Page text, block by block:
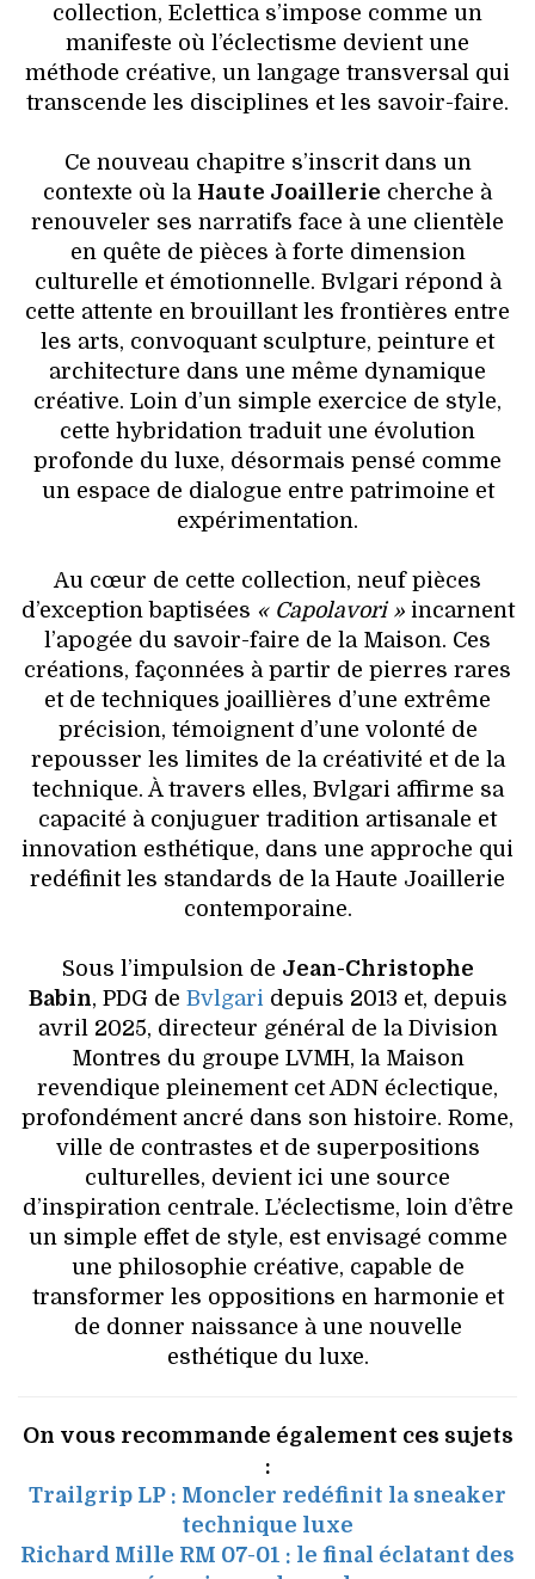
collection, Eclettica s’impose comme un
manifeste où l’éclectisme devient une
méthode créative, un langage transversal qui
transcende les disciplines et les savoir-faire.
Ce nouveau chapitre s’inscrit dans un
contexte où la Haute Joaillerie cherche à
renouveler ses narratifs face à une clientèle
en quête de pièces à forte dimension
culturelle et émotionnelle. Bvlgari répond à
cette attente en brouillant les frontières entre
les arts, convoquant sculpture, peinture et
architecture dans une même dynamique
créative. Loin d’un simple exercice de style,
cette hybridation traduit une évolution
profonde du luxe, désormais pensé comme
un espace de dialogue entre patrimoine et
expérimentation.
Au cœur de cette collection, neuf pièces
d’exception baptisées « Capolavori »incarnent
l’apogée du savoir-faire de la Maison. Ces
créations, façonnées à partir de pierres rares
et de techniques joaillières d’une extrême
précision, témoignent d’une volonté de
repousser les limites de la créativité et de la
technique. À travers elles, Bvlgari affirme sa
capacité à conjuguer tradition artisanale et
innovation esthétique, dans une approche qui
redéfinit les standards de la Haute Joaillerie
contemporaine.
Sous l’impulsion de Jean-Christophe
Babin, PDG de Bvlgari depuis 2013 et, depuis
avril 2025, directeur général de la Division
Montres du groupe LVMH, la Maison
revendique pleinement cet ADN éclectique,
profondément ancré dans son histoire. Rome,
ville de contrastes et de superpositions
culturelles, devient ici une source
d’inspiration centrale. L’éclectisme, loin d’être
un simple effet de style, est envisagé comme
une philosophie créative, capable de
transformer les oppositions en harmonie et
de donner naissance à une nouvelle
esthétique du luxe.
On vous recommande également ces sujets
:
Trailgrip LP : Moncler redéfinit la sneaker
technique luxe
Richard Mille RM 07-01 : le final éclatant des